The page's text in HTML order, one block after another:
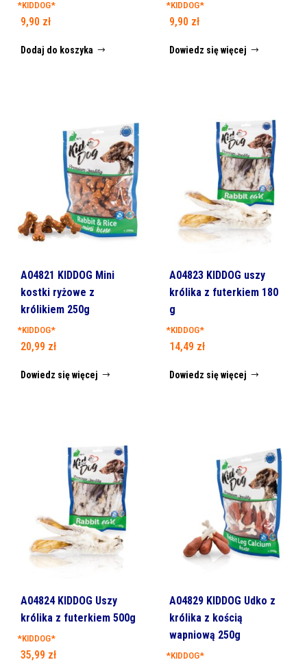
*KIDDOG*
9,90 zł
Dodaj do koszyka
*KIDDOG*
9,90 zł
Dowiedz się więcej
A04821 KIDDOG Mini
kostki ryżowe z
królikiem 250g
*KIDDOG*
20,99 zł
Dowiedz się więcej
A04823 KIDDOG uszy
królika z futerkiem 180
g
*KIDDOG*
14,49 zł
Dowiedz się więcej
A04824 KIDDOG Uszy
królika z futerkiem 500g
*KIDDOG*
35,99 zł
A04829 KIDDOG Udko z
królika z kością
wapniową 250g
*KIDDOG*